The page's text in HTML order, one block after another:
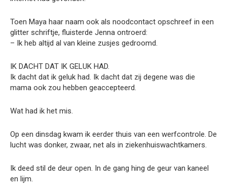
Toen Maya haar naam ook als noodcontact opschreef in een
glitter schriftje, fluisterde Jenna ontroerd:
– Ik heb altijd al van kleine zusjes gedroomd.
IK DACHT DAT IK GELUK HAD.
Ik dacht dat ik geluk had. Ik dacht dat zij degene was die
mama ook zou hebben geaccepteerd.
Wat had ik het mis.
Op een dinsdag kwam ik eerder thuis van een werfcontrole. De
lucht was donker, zwaar, net als in ziekenhuiswachtkamers.
Ik deed stil de deur open. In de gang hing de geur van kaneel
en lijm.